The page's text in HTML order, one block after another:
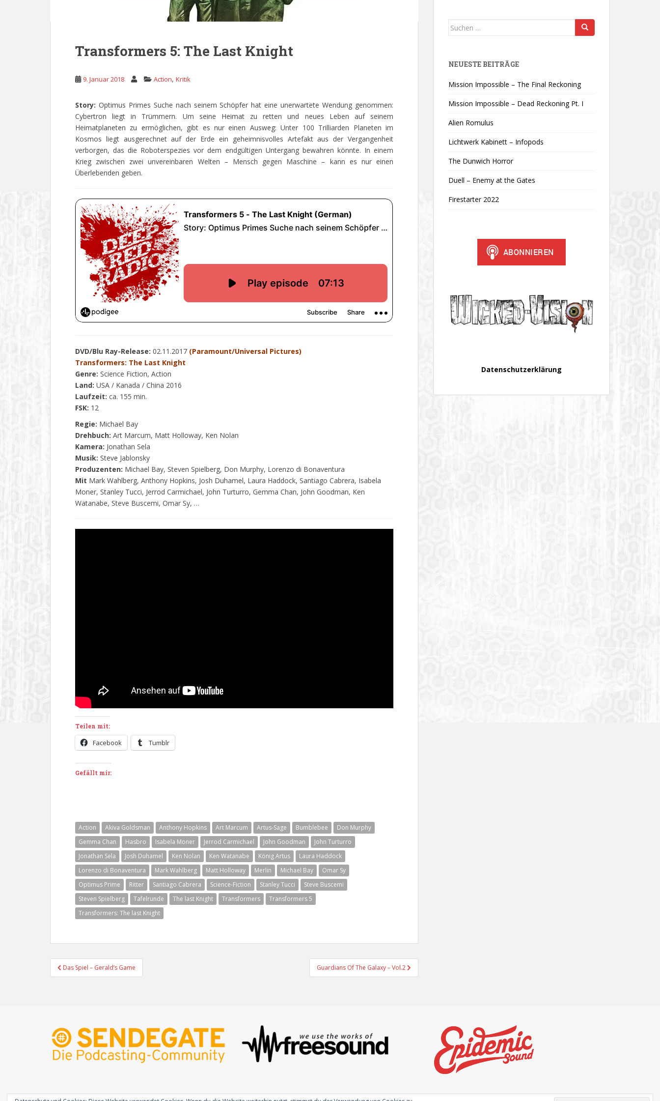
Transformers 5: The Last Knight
9. Januar 2018 Action, Kritik
Story: Optimus Primes Suche nach seinem Schöpfer hat eine unerwartete Wendung genommen:
Cybertron liegt in Trümmern. Um seine Heimat zu retten und neues Leben auf seinem
Heimatplaneten zu ermöglichen, gibt es nur einen Ausweg: Unter 100 Trilliarden Planeten im
Kosmos liegt ausgerechnet auf der Erde ein geheimnisvolles Artefakt aus der Vergangenheit
verborgen, das die Roboterspezies vor dem endgültigen Untergang bewahren könnte. In einem
Krieg zwischen zwei unvereinbaren Welten – Mensch gegen Maschine – kann es nur einen
Überlebenden geben.
DVD/Blu Ray-Release: 02.11.2017 (Paramount/Universal Pictures)
Transformers: The Last Knight
Genre: Science Fiction, Action
Land: USA / Kanada / China 2016
Laufzeit: ca. 155 min.
FSK: 12
Regie: Michael Bay
Drehbuch: Art Marcum, Matt Holloway, Ken Nolan
Kamera: Jonathan Sela
Musik: Steve Jablonsky
Produzenten: Michael Bay, Steven Spielberg, Don Murphy, Lorenzo di Bonaventura
Mit Mark Wahlberg, Anthony Hopkins, Josh Duhamel, Laura Haddock, Santiago Cabrera, Isabela
Moner, Stanley Tucci, Jerrod Carmichael, John Turturro, Gemma Chan, John Goodman, Ken
Watanabe, Steve Buscemi, Omar Sy, …
Teilen mit:
Facebook Tumblr
Gefällt mir:
Action Akiva Goldsman Anthony Hopkins Art Marcum Artus-Sage Bumblebee
Don Murphy
Gemma Chan
Hasbro Isabela Moner Jerrod Carmichael John Goodman
John Turturro
Jonathan Sela
Josh Duhamel Ken Nolan Ken Watanabe König Artus
Laura Haddock
Lorenzo di Bonaventura
Mark Wahlberg Matt Holloway Merlin Michael Bay
Omar Sy
Optimus Prime
Ritter Santiago Cabrera Science-Fiction Stanley Tucci
Steve Buscemi
Steven Spielberg
Tafelrunde The last Knight Transformers
Transformers 5
Transformers: The last Knight
Beitragsnavigation
Das Spiel – Gerald’s Game Guardians Of The Galaxy – Vol.2
Suchen
NEUESTE BEITRÄGE
Mission Impossible – The Final Reckoning
Mission Impossible – Dead Reckoning Pt. I
Alien Romulus
Lichtwerk Kabinett – Infopods
The Dunwich Horror
Duell – Enemy at the Gates
Firestarter 2022
Datenschutzerklärung